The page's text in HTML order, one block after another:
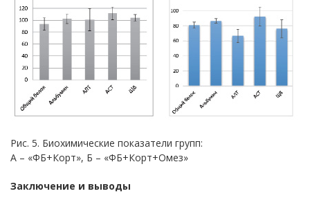
Рис. 5. Биохимические показатели групп:
А – «ФБ+Корт», Б – «ФБ+Корт+Омез»
Заключение и выводы